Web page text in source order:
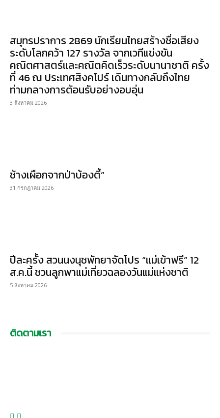
สมุทรปราการ 2869 นักเรียนไทยสร้างชื่อเสียง
ระดับโลกคว้า 127 รางวัล จากเวทีแข่งขัน
คณิตศาสตร์และคณิตคิดเร็วระดับนานาชาติ ครั้ง
ที่ 46 ณ ประเทศสิงคโปร์ เดินทางกลับถึงไทย
ท่ามกลางการต้อนรับอย่างอบอุ่น
3 สิงหาคม 2026
ช้างเผือกจากป่าบ้องตี้”
31 กรกฎาคม 2026
ปีละครั้ง สวนนงนุชพัทยาจัดโปร “แม่เข้าฟรี” 12
ส.ค.นี้ ชวนลูกพาแม่เที่ยวฉลองวันแม่แห่งชาติ
5 สิงหาคม 2026
ติดตามเรา